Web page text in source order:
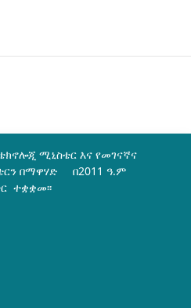
ሚኒስቴር እና የመገናኛና
በማዋሃድ በ2011 ዓ.ም
ተቋቋመ፡፡